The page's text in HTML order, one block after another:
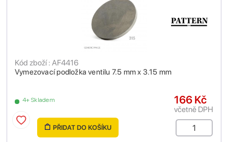
Vymezovací podložka ventilu 7.5 mm x 3.15 mm
Kód zboží : AF4416
4+ Skladem 166 Kč
včetně DPH
PŘIDAT DO KOŠÍKU